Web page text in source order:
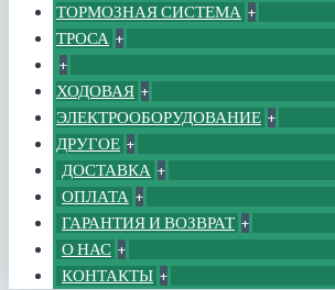
ТОРМОЗНАЯ СИСТЕМА +
ТРОСА +
+
ХОДОВАЯ +
ЭЛЕКТРООБОРУДОВАНИЕ +
ДРУГОЕ +
ДОСТАВКА +
ОПЛАТА +
ГАРАНТИЯ И ВОЗВРАТ +
О НАС +
КОНТАКТЫ +